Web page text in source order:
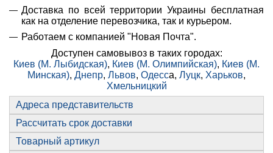
Доставка по всей территории Украины бесплатная
как на отделение перевозчика, так и курьером.
Работаем с компанией "Новая Почта".
Доступен самовывоз в таких городах:
Киев (М. Лыбидская), Киев (М. Олимпийская), Киев (М.
Минская), Днепр, Львов, Одесса, Луцк, Харьков,
Хмельницкий
Адреса представительств
Рассчитать срок доставки
Товарный артикул